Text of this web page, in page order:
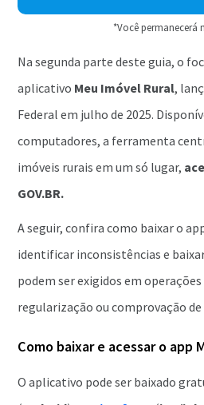
*Você permanecerá
Na segunda parte deste guia, o
aplicativo Meu Imóvel Rural,
Federal em julho de 2025.
computadores, a ferramenta
imóveis rurais em um só lugar,
GOV.BR.
A seguir, confira como baixar o
identificar inconsistências e
podem ser exigidos em
regularização ou comprovação
Como baixar e acessar o app
O aplicativo pode ser baixado